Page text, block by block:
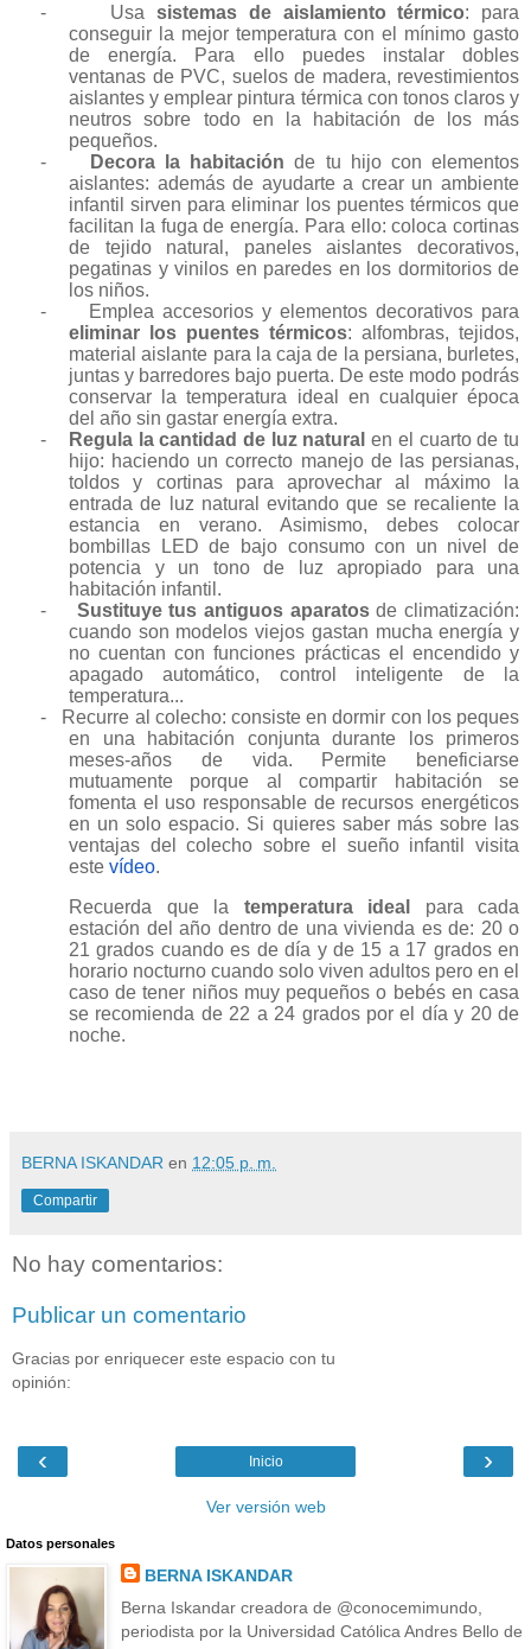
- Usa sistemas de aislamiento térmico: para
conseguir la mejor temperatura con el mínimo gasto
de energía. Para ello puedes instalar dobles
ventanas de PVC, suelos de madera, revestimientos
aislantes y emplear pintura térmica con tonos claros y
neutros sobre todo en la habitación de los más
pequeños.
-
Decora la habitación de tu hijo con elementos
aislantes: además de ayudarte a crear un ambiente
infantil sirven para eliminar los puentes térmicos que
facilitan la fuga de energía. Para ello: coloca cortinas
de tejido natural, paneles aislantes decorativos,
pegatinas y vinilos en paredes en los dormitorios de
los niños.
-
Emplea accesorios y elementos decorativos para
eliminar los puentes térmicos: alfombras, tejidos,
material aislante para la caja de la persiana, burletes,
juntas y barredores bajo puerta. De este modo podrás
conservar la temperatura ideal en cualquier época
del año sin gastar energía extra.
-
Regula la cantidad de luz natural en el cuarto de tu
hijo: haciendo un correcto manejo de las persianas,
toldos y cortinas para aprovechar al máximo la
entrada de luz natural evitando que se recaliente la
estancia en verano. Asimismo, debes colocar
bombillas LED de bajo consumo con un nivel de
potencia y un tono de luz apropiado para una
habitación infantil.
-
Sustituye tus antiguos aparatosde climatización:
cuando son modelos viejos gastan mucha energía y
no cuentan con funciones prácticas el encendido y
apagado automático, control inteligente de la
temperatura...
-
Recurre al colecho: consiste en dormir con los peques
en una habitación conjunta durante los primeros
meses-años de vida. Permite beneficiarse
mutuamente porque al compartir habitación se
fomenta el uso responsable de recursos energéticos
en un solo espacio. Si quieres saber más sobre las
ventajas del colecho sobre el sueño infantil visita
este vídeo.
Recuerda que la temperatura ideal
para cada
estación del año dentro de una vivienda es de: 20 o
21 grados cuando es de día y de 15 a 17 grados en
horario nocturno cuando solo viven adultos pero en el
caso de tener niños muy pequeños o bebés en casa
se recomienda de 22 a 24 grados por el día y 20 de
noche.
BERNA ISKANDAR en 12:05 p. m.
Compartir
No hay comentarios:
Publicar un comentario
Gracias por enriquecer este espacio con tu
opinión:
‹ ›
Inicio
Ver versión web
Datos personales
BERNA ISKANDAR
Berna Iskandar creadora de @conocemimundo,
periodista por la Universidad Católica Andres Bello de